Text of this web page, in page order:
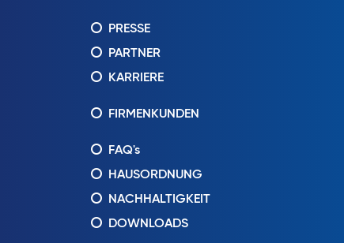
PRESSE
PARTNER
KARRIERE
FIRMENKUNDEN
FAQ's
HAUSORDNUNG
NACHHALTIGKEIT
DOWNLOADS